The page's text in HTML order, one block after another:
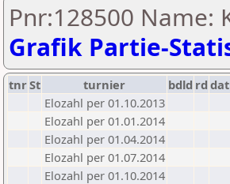
Pnr:128500 Name:
Grafik Partie-
tnrSt turnier bdld rd
Elozahl per 01.10.2013
Elozahl per 01.01.2014
Elozahl per 01.04.2014
Elozahl per 01.07.2014
Elozahl per 01.10.2014